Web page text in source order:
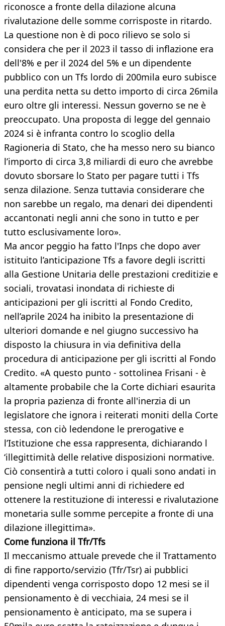
riconosce a fronte della dilazione alcuna
rivalutazione delle somme corrisposte in ritardo.
La questione non è di poco rilievo se solo si
considera che per il 2023 il tasso di inflazione era
dell'8% e per il 2024 del 5% e un dipendente
pubblico con un Tfs lordo di 200mila euro subisce
una perdita netta su detto importo di circa 26mila
euro oltre gli interessi. Nessun governo se ne è
preoccupato. Una proposta di legge del gennaio
2024 si è infranta contro lo scoglio della
Ragioneria di Stato, che ha messo nero su bianco
l’importo di circa 3,8 miliardi di euro che avrebbe
dovuto sborsare lo Stato per pagare tutti i Tfs
senza dilazione. Senza tuttavia considerare che
non sarebbe un regalo, ma denari dei dipendenti
accantonati negli anni che sono in tutto e per
tutto esclusivamente loro».
Ma ancor peggio ha fatto l'Inps che dopo aver
istituito l’anticipazione Tfs a favore degli iscritti
alla Gestione Unitaria delle prestazioni creditizie e
sociali, trovatasi inondata di richieste di
anticipazioni per gli iscritti al Fondo Credito,
nell’aprile 2024 ha inibito la presentazione di
ulteriori domande e nel giugno successivo ha
disposto la chiusura in via definitiva della
procedura di anticipazione per gli iscritti al Fondo
Credito. «A questo punto - sottolinea Frisani - è
altamente probabile che la Corte dichiari esaurita
la propria pazienza di fronte all'inerzia di un
legislatore che ignora i reiterati moniti della Corte
stessa, con ciò ledendone le prerogative e
l’Istituzione che essa rappresenta, dichiarando l
‘illegittimità delle relative disposizioni normative.
Ciò consentirà a tutti coloro i quali sono andati in
pensione negli ultimi anni di richiedere ed
ottenere la restituzione di interessi e rivalutazione
monetaria sulle somme percepite a fronte di una
dilazione illegittima».
Come funziona il Tfr/Tfs
Il meccanismo attuale prevede che il Trattamento
di fine rapporto/servizio (Tfr/Tsr) ai pubblici
dipendenti venga corrisposto dopo 12 mesi se il
pensionamento è di vecchiaia, 24 mesi se il
pensionamento è anticipato, ma se supera i